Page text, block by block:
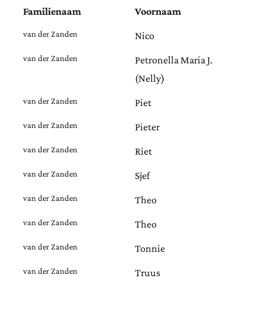
Familienaam Voornaam
van der Zanden Nico
van der Zanden
Petronella Maria J.
(Nelly)
van der Zanden Piet
van der Zanden Pieter
van der Zanden Riet
van der Zanden Sjef
van der Zanden Theo
van der Zanden Theo
van der Zanden Tonnie
van der Zanden Truus